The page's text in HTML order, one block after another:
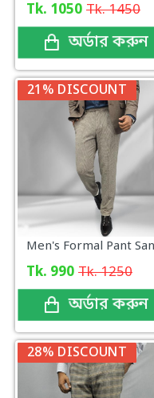
Tk. 1050 Tk. 1450
অর্ডার করুন
21% DISCOUNT
Tk. 990 Tk. 1250
অর্ডার করুন
28% DISCOUNT